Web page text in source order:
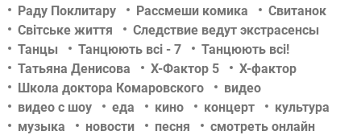
Раду Поклитару
Рассмеши комика
Свитанок
Світське життя
Следствие ведут экстрасенсы
Танцы
Танцюють всі - 7
Танцюють всі!
Татьяна Денисова
Х-Фактор 5
Х-фактор
Школа доктора Комаровского
видео
видео с шоу
еда кино концерт
культура
музыка
новости песня
смотреть онлайн